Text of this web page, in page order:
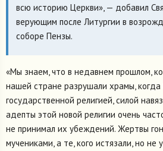
всю историю Церкви», — добавил
верующим после Литургии в
соборе Пензы.
«Мы знаем, что в недавнем прошлом,
нашей стране разрушали храмы,
государственной религией, силой
адепты этой новой религии очень
не принимал их убеждений. Жертвы
мучениками, а те, кого истязали, но не